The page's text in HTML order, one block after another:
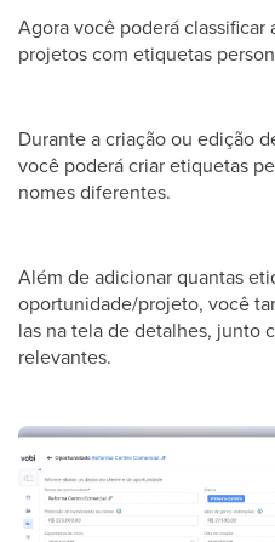
Agora você poderá classificar
projetos com etiquetas
Durante a criação ou edição
você poderá criar etiquetas
nomes diferentes.
Além de adicionar quantas
oportunidade/projeto, você
las na tela de detalhes, junto
relevantes.